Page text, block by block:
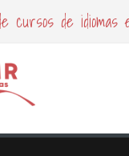
cursos de